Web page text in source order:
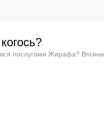
послугами Жирафа?